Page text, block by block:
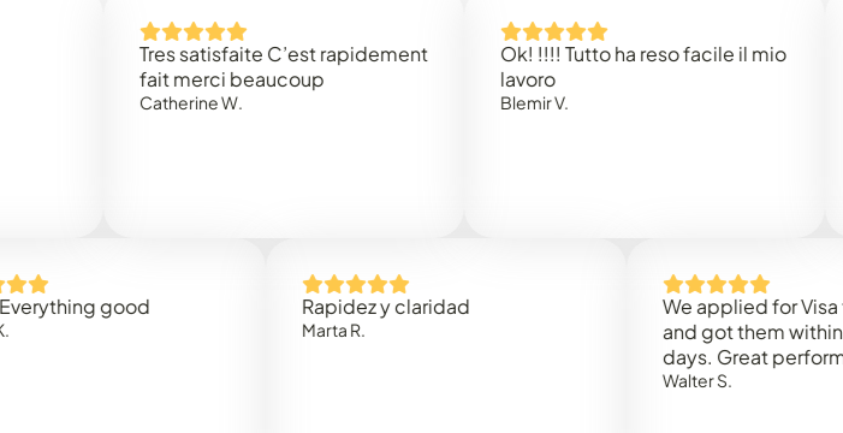
Tres satisfaite C’est rapidement
fait merci beaucoup
Catherine W.
Ok! !!!! Tutto ha reso facile il mio
good Rapidez y claridad
We applied for Visa to
and got them within 3
days. Great performance!
Walter S.